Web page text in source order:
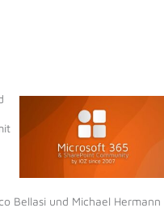
Bellasi und Michael Hermann